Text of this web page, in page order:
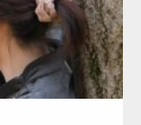
リー素材メンバーが